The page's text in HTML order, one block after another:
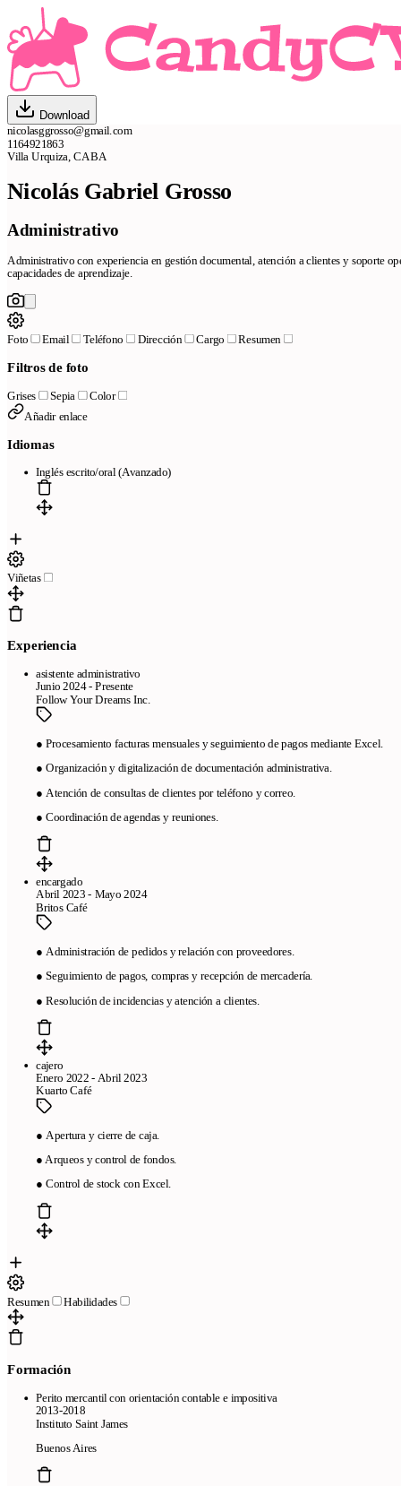
Download
nicolasggrosso@gmail.com
1164921863
Villa Urquiza, CABA
Nicolás Gabriel Grosso
Administrativo
Administrativo con experiencia en gestión documental, atención a clientes y soporte
capacidades de aprendizaje.
Foto Email Teléfono Dirección Cargo Resumen
Filtros de foto
Grises Sepia Color
Añadir enlace
Idiomas
Inglés escrito/oral (Avanzado)
Viñetas
Experiencia
asistente administrativo
Junio 2024 - Presente
Follow Your Dreams Inc.
● Procesamiento facturas mensuales y seguimiento de pagos mediante Excel.
● Organización y digitalización de documentación administrativa.
● Atención de consultas de clientes por teléfono y correo.
● Coordinación de agendas y reuniones.
encargado
Abril 2023 - Mayo 2024
Britos Café
● Administración de pedidos y relación con proveedores.
● Seguimiento de pagos, compras y recepción de mercadería.
● Resolución de incidencias y atención a clientes.
cajero
Enero 2022 - Abril 2023
Kuarto Café
● Apertura y cierre de caja.
● Arqueos y control de fondos.
● Control de stock con Excel.
Resumen Habilidades
Formación
Perito mercantil con orientación contable e impositiva
2013-2018
Instituto Saint James
Buenos Aires
Free resume templates
online Frequently asked questions
We review your resume in 24 hours
Company
BlogAbout CandyCV
436f6e74616374
Terms of Service Privacy policy Cookie policy